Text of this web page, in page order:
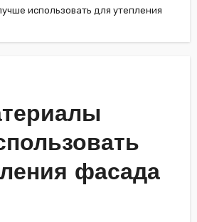
использовать для утепления
фасада